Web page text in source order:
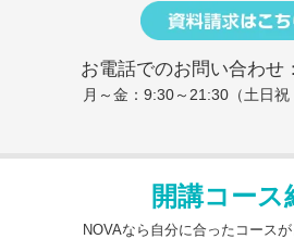
お電話でのお問い合わせ：
月～金：9:30～21:30（土日祝
開講コース
NOVAなら自分に合ったコースが